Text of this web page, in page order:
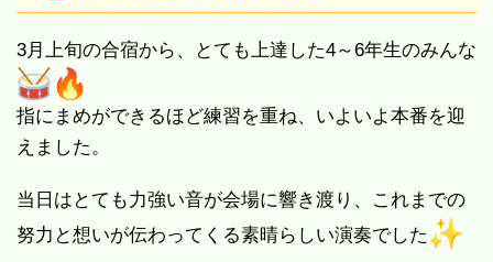
3月上旬の合宿から、とても上達した4～6年生のみんな
指にまめができるほど練習を重ね、いよいよ本番を迎
えました。
当日はとても力強い音が会場に響き渡り、これまでの
努力と想いが伝わってくる素晴らしい演奏でした